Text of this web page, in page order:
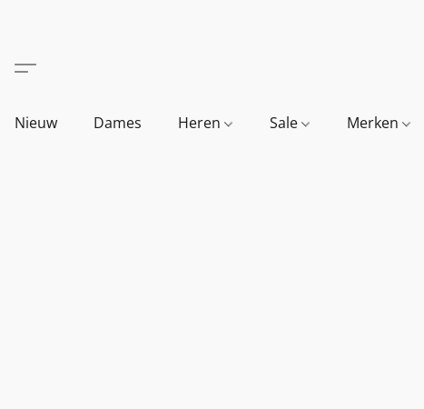
Nieuw Dames Heren Sale Merken